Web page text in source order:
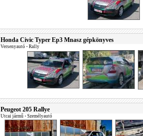
Honda Civic Typer Ep3 Mnasz gépkönyves
Versenyautó • Rally
Peugeot 205 Rallye
Utcai jármű • Személyautó